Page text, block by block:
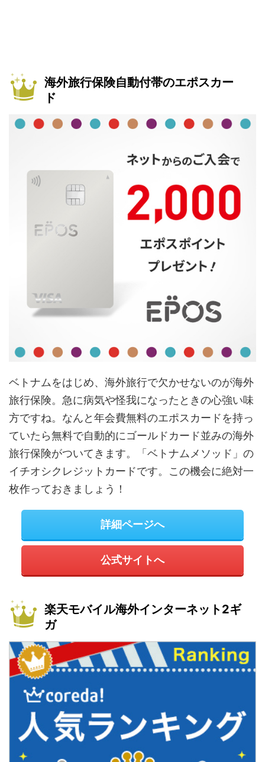
海外旅行保険自動付帯のエポスカー
ド
ベトナムをはじめ、海外旅行で欠かせないのが海外
旅行保険。急に病気や怪我になったときの心強い味
方ですね。なんと年会費無料のエポスカードを持っ
ていたら無料で自動的にゴールドカード並みの海外
旅行保険がついてきます。「ベトナムメソッド」の
イチオシクレジットカードです。この機会に絶対一
枚作っておきましょう！
詳細ページへ
公式サイトへ
楽天モバイル海外インターネット2ギ
ガ